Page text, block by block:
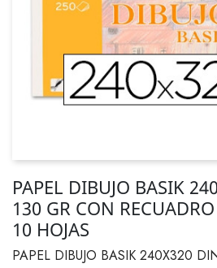
PAPEL DIBUJO BASIK
130 GR CON
10 HOJAS
PAPEL DIBUJO BASIK 240X320